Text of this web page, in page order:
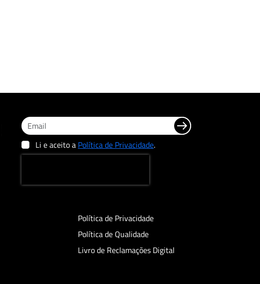
Li e aceito a Política de Privacidade.
Política de Privacidade
Política de Qualidade
Livro de Reclamações Digital